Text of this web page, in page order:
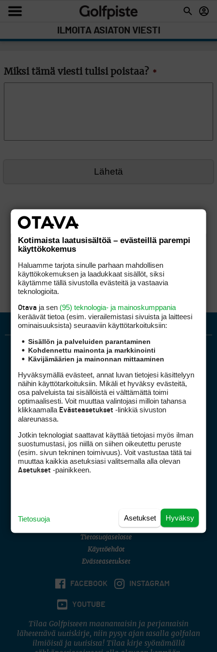
ILMOITA ASIATON VIESTI
Miksi tämä viesti tulisi poistaa? *
Golfpiste mediakortti
Golfpisteen yhteystiedot
DSA avoimuusraportti
Asiakaspalvelu
(digi) digi@otavamedia.fi
Tietosuojaseloste
Käyttöehdot
Evästeasetukset
FACEBOOK INSTAGRAM
YOUTUBE
Tilaa Golfpisteen maanantaisin ja perjantaisin
lähetettävä uutiskirje, niin pysyt ajan tasalla golfalan
ilmiöistä ja uutisista! Tilaa kirje syöttämällä
Kotimaista laatusisältöä – evästeillä parempi
käyttökokemus
Haluamme tarjota sinulle parhaan mahdollisen
käyttökokemuksen ja laadukkaat sisällöt, siksi
käytämme tällä sivustolla evästeitä ja vastaavia
teknologioita.
Otava ja sen (95) teknologia- ja mainoskumppania
keräävät tietoa (esim. vierailemis­tasi sivuista ja laitteesi
ominaisuuk­sista) seuraaviin käyttötarkoituksiin:
Sisällön ja palveluiden parantaminen
Kohdennettu mainonta ja markkinointi
Kävijämäärien ja mainonnan mittaaminen
Hyväksymällä evästeet, annat luvan tietojesi käsittelyyn
näihin käyttötarkoituksiin. Mikäli et hyväksy evästeitä,
osa palveluista tai sisällöistä ei välttämättä toimi
optimaalisesti. Voit muuttaa valintojasi milloin tahansa
klikkaamalla Evästeasetukset -linkkiä sivuston
alareunassa.
Jotkin teknologiat saattavat käyttää tietojasi myös ilman
suostumustasi, jos niillä on siihen oikeutettu peruste
(esim. sivun tekninen toimivuus). Voit vastustaa tätä tai
muuttaa kaikkia asetuksiasi valitsemalla alla olevan
Asetukset -painikkeen.
Hyväksy
Asetukset
Tietosuoja